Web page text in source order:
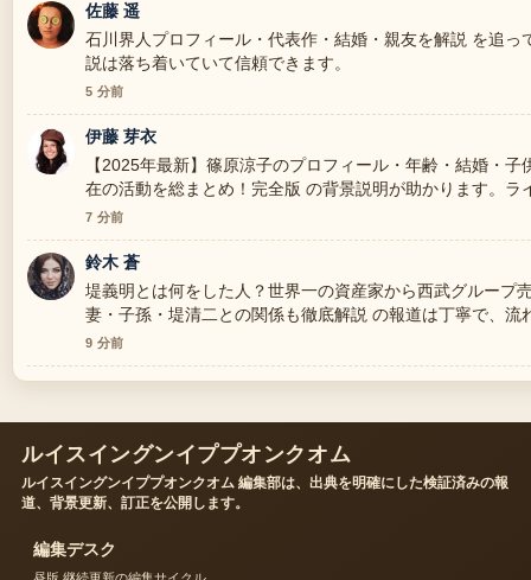
佐藤 遥
石川界人プロフィール・代表作・結婚・親友を解説 を追っ
説は落ち着いていて信頼できます。
5 分前
伊藤 芽衣
【2025年最新】篠原涼子のプロフィール・年齢・結婚・子
在の活動を総まとめ！完全版 の背景説明が助かります。ラ
ださい。
7 分前
鈴木 蒼
堤義明とは何をした人？世界一の資産家から西武グループ
妻・子孫・堤清二との関係も徹底解説 の報道は丁寧で、流
す。
9 分前
ルイスイングンイププオンクオム
ルイスイングンイププオンクオム 編集部は、出典を明確にした検証済みの報
道、背景更新、訂正を公開します。
編集デスク